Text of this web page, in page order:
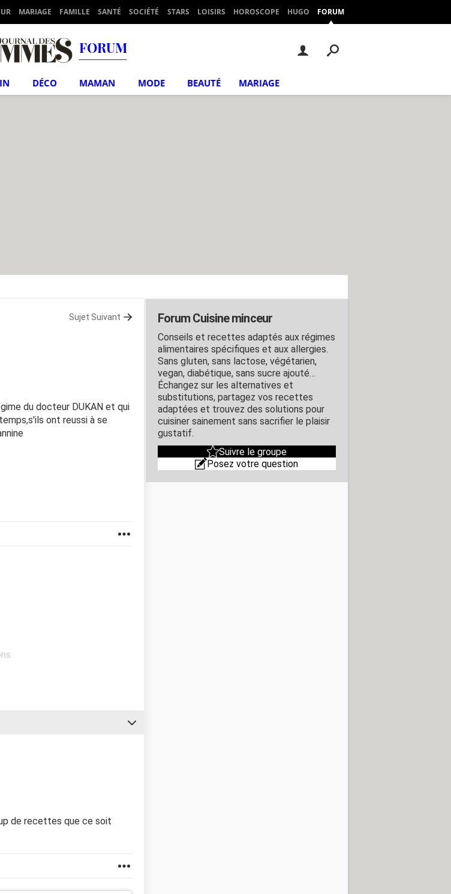
MARIAGE FAMILLE SANTÉ SOCIÉTÉ STARS LOISIRS HOROSCOPE HUGO FORUM
FORUM
DÉCO MAMAN MODE BEAUTÉ MARIAGE
Sujet Suivant
du docteur DUKAN et qui
ont reussi à se
de recettes que ce soit
Forum Cuisine minceur
Conseils et recettes adaptés aux régimes
alimentaires spécifiques et aux allergies.
Sans gluten, sans lactose, végétarien,
vegan, diabétique, sans sucre ajouté…
Échangez sur les alternatives et
substitutions, partagez vos recettes
adaptées et trouvez des solutions pour
cuisiner sainement sans sacrifier le plaisir
gustatif.
Suivre le groupe
Posez votre question